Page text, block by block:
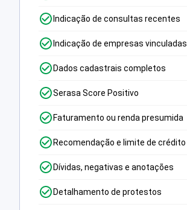
Indicação de consultas recentes
Indicação de empresas vinculadas
Dados cadastrais completos
Serasa Score Positivo
Faturamento ou renda presumida
Recomendação e limite de crédito
Dívidas, negativas e anotações
Detalhamento de protestos